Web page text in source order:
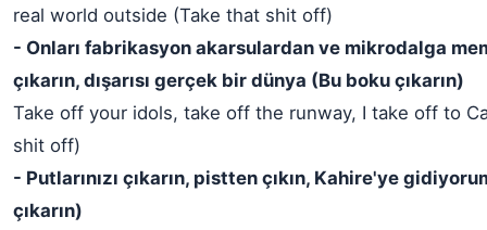
real world outside (Take that shit off)
- Onları fabrikasyon akarsulardan ve mikrodalga
çıkarın, dışarısı gerçek bir dünya (Bu boku çıkarın)
Take off your idols, take off the runway, I take off to
shit off)
- Putlarınızı çıkarın, pistten çıkın, Kahire'ye
çıkarın)